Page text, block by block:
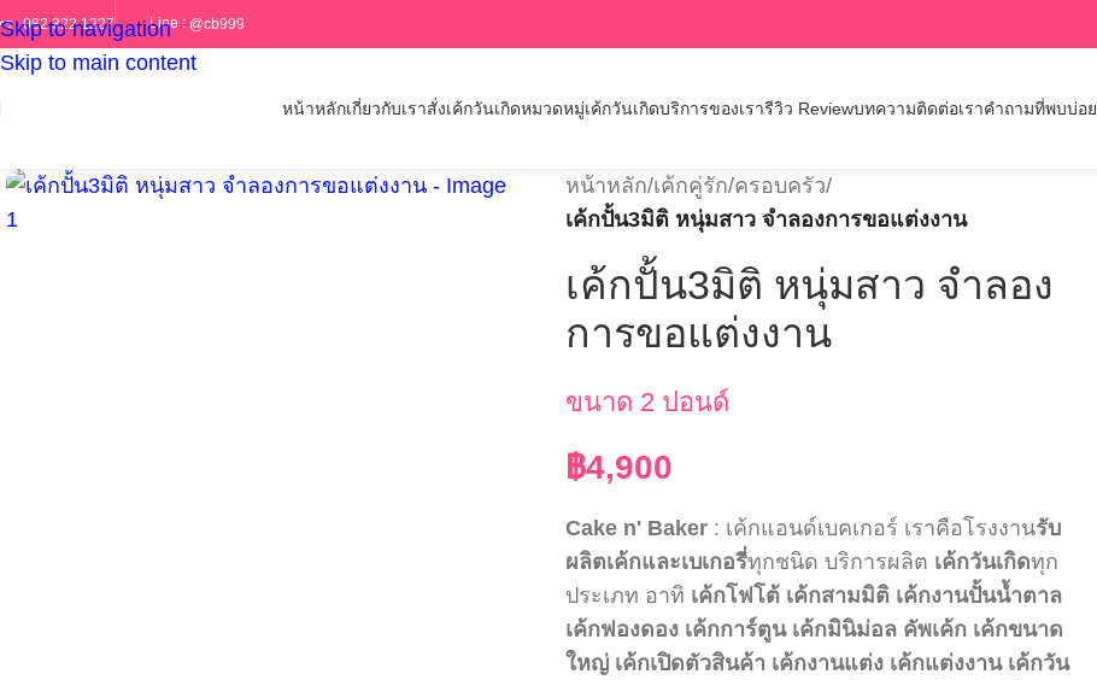
Skip to navigation
Skip to main content
ร : 082 322 1227 Line : @cb999
หน้าหลักเกี่ยวกับเราสั่งเค้กวันเกิดหมวดหมู่เค้กวันเกิดบริการของเรารีวิว Reviewบทความติดต่อเราคำถามที่พบบ่อย
หน้าหลัก/เค้กคู่รัก/ครอบครัว/
เค้กปั้น3มิติ หนุ่มสาว จำลองการขอแต่งงาน
เค้กปั้น3มิติ หนุ่มสาว จำลอง
การขอแต่งงาน
ขนาด 2 ปอนด์
฿4,900
Cake n' Baker : เค้กแอนด์เบคเกอร์ เราคือโรงงานรับ
ผลิตเค้กและเบเกอรี่ทุกชนิด บริการผลิต เค้กวันเกิดทุก
ประเภท อาทิ เค้กโฟโต้ เค้กสามมิติ เค้กงานปั้นน้ำตาล
เค้กฟองดอง เค้กการ์ตูน เค้กมินิม่อล คัพเค้ก เค้กขนาด
ใหญ่ เค้กเปิดตัวสินค้า เค้กงานแต่ง เค้กแต่งงาน เค้กวัน